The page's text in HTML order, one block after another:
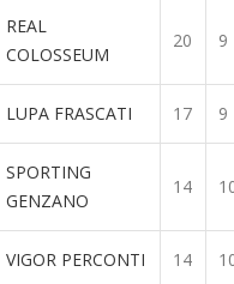
REAL
COLOSSEUM
20 9
LUPA FRASCATI 17 9
SPORTING
GENZANO
14
VIGOR PERCONTI 14